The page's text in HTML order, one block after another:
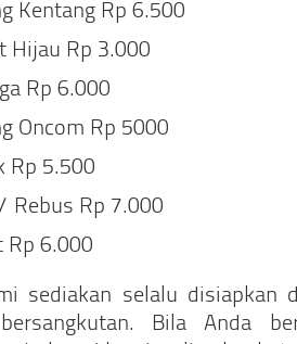
Kentang Rp 6.500
Hijau Rp 3.000
Rp 6.000
Oncom Rp 5000
Rp 5.500
Rebus Rp 7.000
Rp 6.000
sediakan selalu disiapkan
Bila Anda